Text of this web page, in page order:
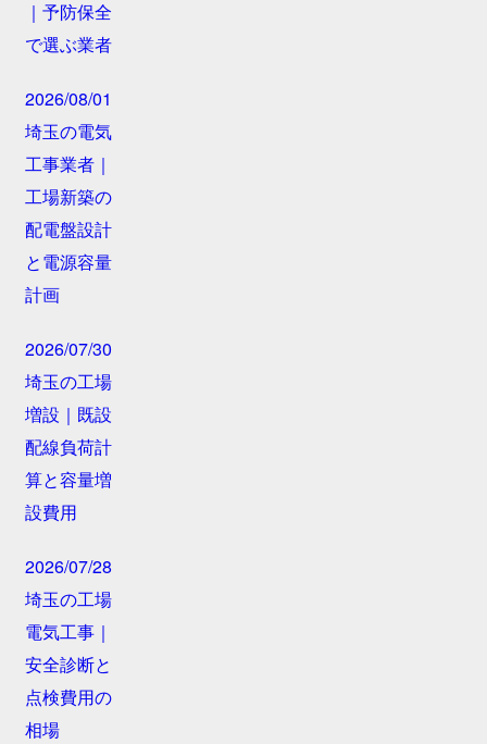
｜予防保全
で選ぶ業者
2026/08/01
埼玉の電気
工事業者｜
工場新築の
配電盤設計
と電源容量
計画
2026/07/30
埼玉の工場
増設｜既設
配線負荷計
算と容量増
設費用
2026/07/28
埼玉の工場
電気工事｜
安全診断と
点検費用の
相場